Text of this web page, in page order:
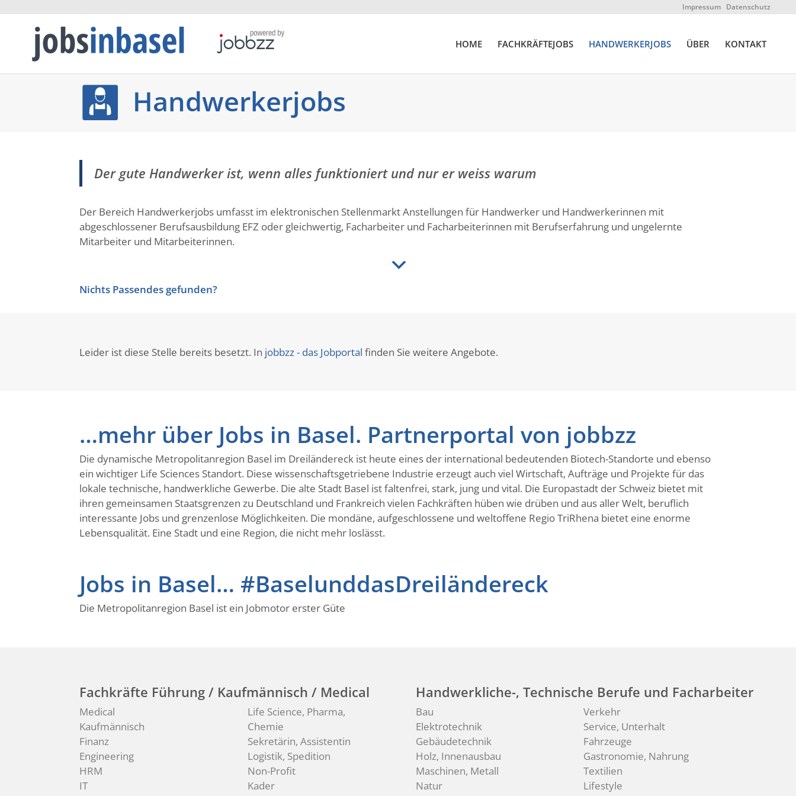
Impressum Datenschutz
HOME FACHKRÄFTEJOBS HANDWERKERJOBS ÜBER KONTAKT
Handwerkerjobs
Der gute Handwerker ist, wenn alles funktioniert und nur er weiss warum
Der Bereich Handwerkerjobs umfasst im elektronischen Stellenmarkt Anstellungen für Handwerker und Handwerkerinnen mit
abgeschlossener Berufsausbildung EFZ oder gleichwertig, Facharbeiter und Facharbeiterinnen mit Berufserfahrung und ungelernte
Mitarbeiter und Mitarbeiterinnen.
Nichts Passendes gefunden?
Leider ist diese Stelle bereits besetzt. In jobbzz - das Jobportal finden Sie weitere Angebote.
…mehr über Jobs in Basel. Partnerportal von jobbzz
Die dynamische Metropolitanregion Basel im Dreiländereck ist heute eines der international bedeutenden Biotech-Standorte und ebenso
ein wichtiger Life Sciences Standort. Diese wissenschaftsgetriebene Industrie erzeugt auch viel Wirtschaft, Aufträge und Projekte für das
lokale technische, handwerkliche Gewerbe. Die alte Stadt Basel ist faltenfrei, stark, jung und vital. Die Europastadt der Schweiz bietet mit
ihren gemeinsamen Staatsgrenzen zu Deutschland und Frankreich vielen Fachkräften hüben wie drüben und aus aller Welt, beruflich
interessante Jobs und grenzenlose Möglichkeiten. Die mondäne, aufgeschlossene und weltoffene Regio TriRhena bietet eine enorme
Lebensqualität. Eine Stadt und eine Region, die nicht mehr loslässt.
Jobs in Basel… #BaselunddasDreiländereck
Die Metropolitanregion Basel ist ein Jobmotor erster Güte
Fachkräfte Führung / Kaufmännisch / Medical
Medical
Kaufmännisch
Finanz
Engineering
HRM
IT
Life Science, Pharma,
Chemie
Sekretärin, Assistentin
Logistik, Spedition
Non-Profit
Kader
Handwerkliche-, Technische Berufe und Facharbeiter
Bau
Elektrotechnik
Gebäudetechnik
Holz, Innenausbau
Maschinen, Metall
Natur
Verkehr
Service, Unterhalt
Fahrzeuge
Gastronomie, Nahrung
Textilien
Lifestyle